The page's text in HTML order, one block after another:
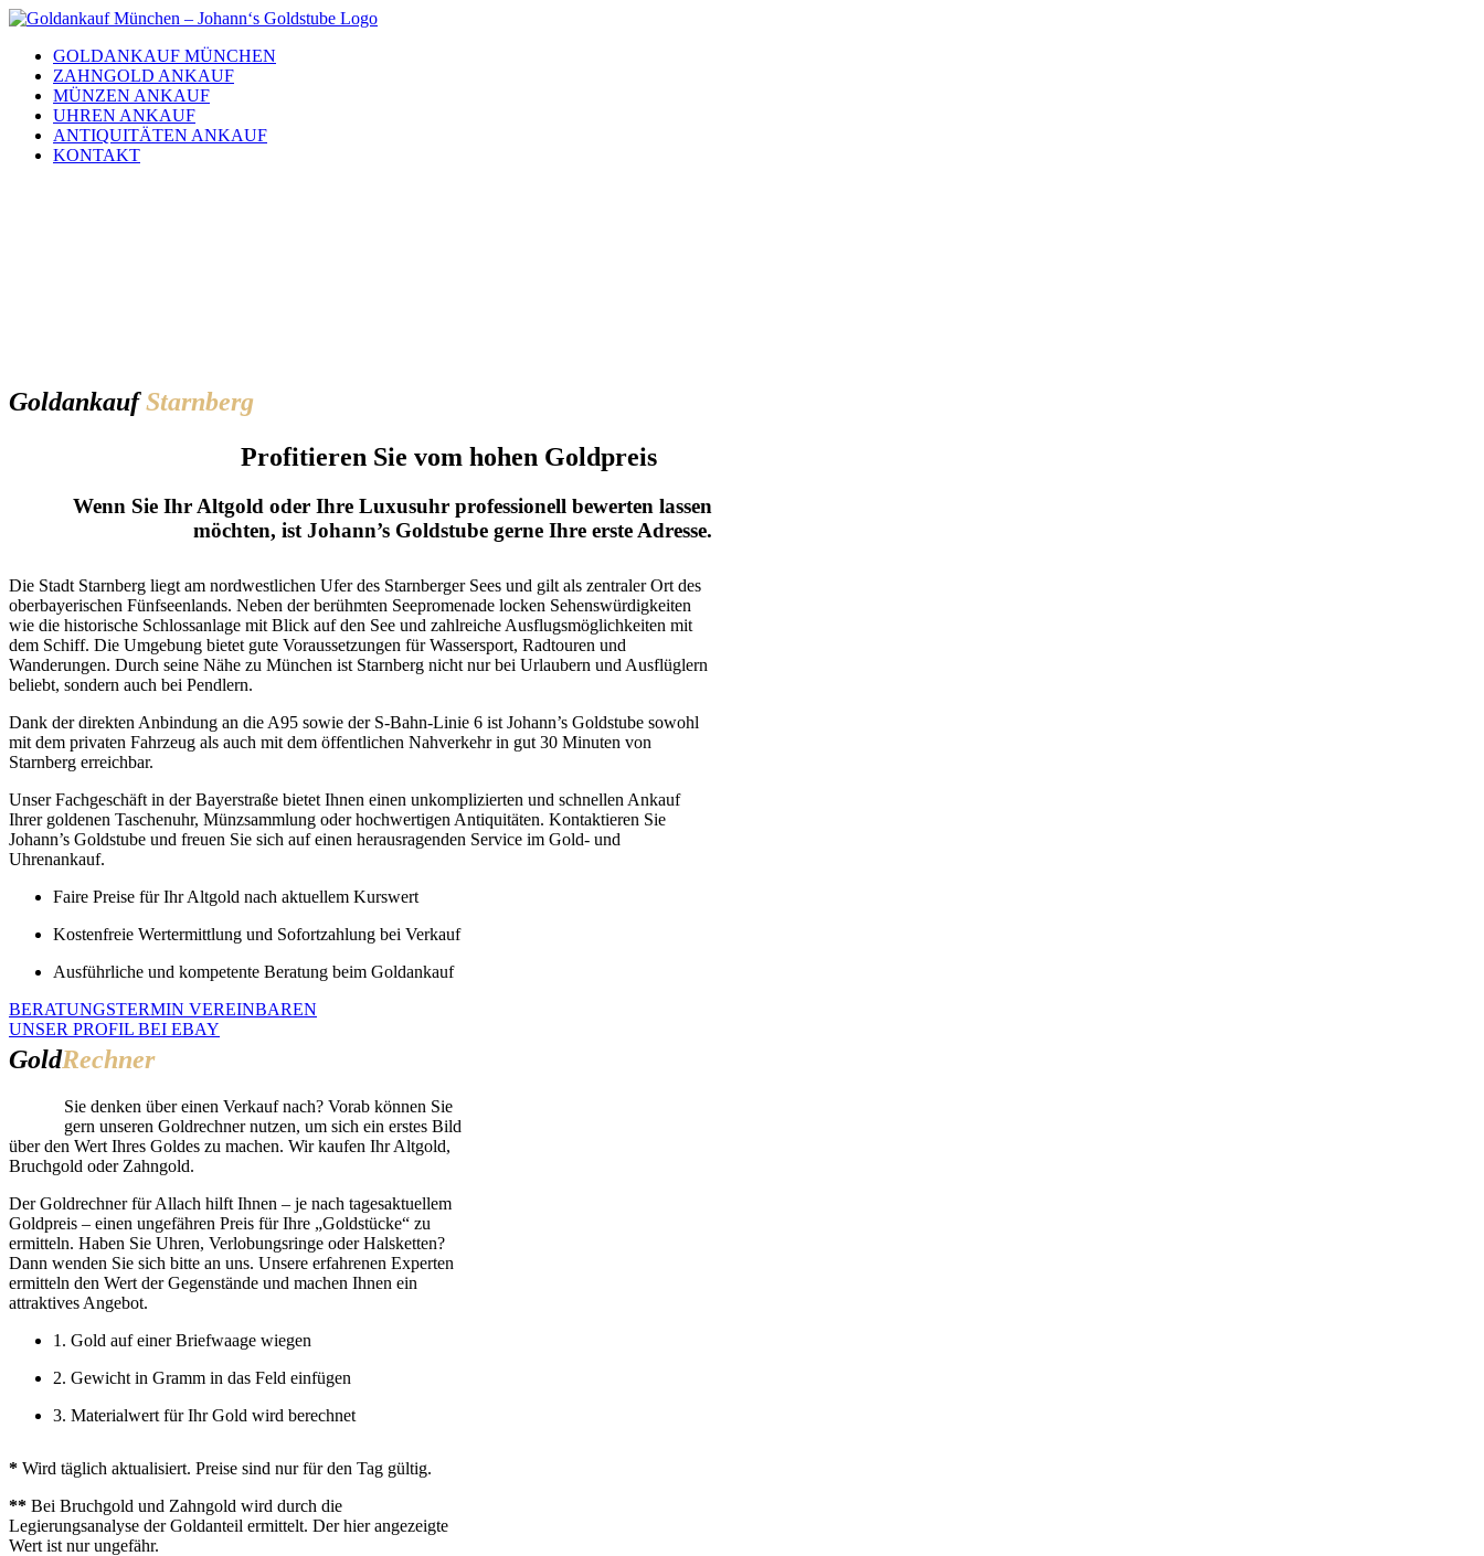
Skip
contentGOLDANKAUF MÜNCHEN
ZAHNGOLD ANKAUF
MÜNZEN ANKAUF
UHREN ANKAUF
ANTIQUITÄTEN ANKAUF
KONTAKT
Gold­ankaufStarnberg
Profitieren Sie vom hohen Goldpreis
Wenn Sie Ihr Altgold oder Ihre Luxusuhr professionell bewerten lassen
möchten, ist Johann’s Goldstube gerne Ihre erste Adresse.
Die Stadt Starnberg liegt am nordwestlichen Ufer des Starnberger Sees und gilt als zentraler Ort des
oberbayerischen Fünfseenlands. Neben der berühmten Seepromenade locken Sehenswürdigkeiten
wie die historische Schlossanlage mit Blick auf den See und zahlreiche Ausflugsmöglichkeiten mit
dem Schiff. Die Umgebung bietet gute Voraussetzungen für Wassersport, Radtouren und
Wanderungen. Durch seine Nähe zu München ist Starnberg nicht nur bei Urlaubern und Ausflüglern
beliebt, sondern auch bei Pendlern.
Dank der direkten Anbindung an die A95 sowie der S-Bahn-Linie 6 ist Johann’s Goldstube sowohl
mit dem privaten Fahrzeug als auch mit dem öffentlichen Nahverkehr in gut 30 Minuten von
Starnberg erreichbar.
Unser Fachgeschäft in der Bayerstraße bietet Ihnen einen unkomplizierten und schnellen Ankauf
Ihrer goldenen Taschenuhr, Münzsammlung oder hochwertigen Antiquitäten. Kontaktieren Sie
Johann’s Goldstube und freuen Sie sich auf einen herausragenden Service im Gold- und
Uhrenankauf.
Faire Preise für Ihr Altgold nach aktuellem Kurswert
Kostenfreie Wertermittlung und Sofortzahlung bei Verkauf
Ausführliche und kompetente Beratung beim Goldankauf
BERATUNGSTERMIN VEREINBAREN
UNSER PROFIL BEI EBAY
GoldRechner
Sie denken über einen Verkauf nach? Vorab können Sie
gern unseren Goldrechner nutzen, um sich ein erstes Bild
über den Wert Ihres Goldes zu machen. Wir kaufen Ihr Altgold,
Bruchgold oder Zahngold.
Der Goldrechner für Allach hilft Ihnen – je nach tagesaktuellem
Goldpreis – einen ungefähren Preis für Ihre „Goldstücke“ zu
ermitteln. Haben Sie Uhren, Verlobungsringe oder Halsketten?
Dann wenden Sie sich bitte an uns. Unsere erfahrenen Experten
ermitteln den Wert der Gegenstände und machen Ihnen ein
attraktives Angebot.
1. Gold auf einer Briefwaage wiegen
2. Gewicht in Gramm in das Feld einfügen
3. Materialwert für Ihr Gold wird berechnet
* Wird täglich aktualisiert. Preise sind nur für den Tag gültig.
** Bei Bruchgold und Zahngold wird durch die
Legierungsanalyse der Goldanteil ermittelt. Der hier angezeigte
Wert ist nur ungefähr.